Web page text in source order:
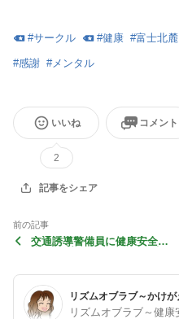
#サークル #健康 #富士北麓
#感謝 #メンタル
いいね
2
コメント
記事をシェア
前の記事
交通誘導警備員に健康安全・
ズムオブラブ♪